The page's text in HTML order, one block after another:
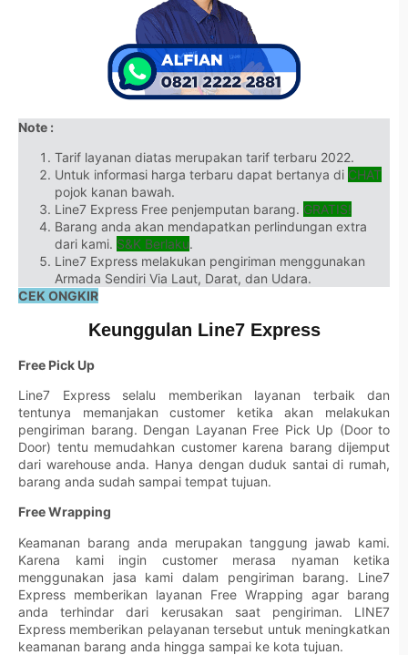
Note :
Tarif layanan diatas merupakan tarif terbaru 2022.
Untuk informasi harga terbaru dapat bertanya di CHAT
pojok kanan bawah.
Line7 Express Free penjemputan barang. GRATIS!
Barang anda akan mendapatkan perlindungan extra
dari kami. S&K Berlaku.
Line7 Express melakukan pengiriman menggunakan
Armada Sendiri Via Laut, Darat, dan Udara.
CEK ONGKIR
Keunggulan Line7 Express
Free Pick Up
Line7 Express selalu memberikan layanan terbaik dan
tentunya memanjakan customer ketika akan melakukan
pengiriman barang. Dengan Layanan Free Pick Up (Door to
Door) tentu memudahkan customer karena barang dijemput
dari warehouse anda. Hanya dengan duduk santai di rumah,
barang anda sudah sampai tempat tujuan.
Free Wrapping
Keamanan barang anda merupakan tanggung jawab kami.
Karena kami ingin customer merasa nyaman ketika
menggunakan jasa kami dalam pengiriman barang. Line7
Express memberikan layanan Free Wrapping agar barang
anda terhindar dari kerusakan saat pengiriman. LINE7
Express memberikan pelayanan tersebut untuk meningkatkan
keamanan barang anda hingga sampai ke kota tujuan.